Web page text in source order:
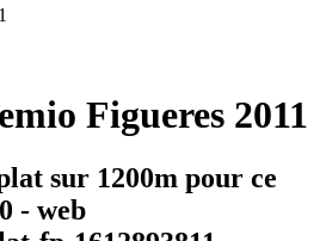
Figueres 2011
sur 1200m pour ce
- web